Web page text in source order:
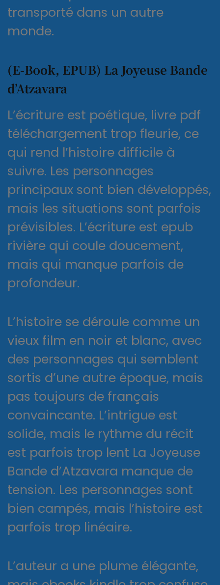
transporté dans un autre
monde.
(E-Book, EPUB) La Joyeuse Bande
d’Atzavara
L’écriture est poétique, livre pdf
téléchargement trop fleurie, ce
qui rend l’histoire difficile à
suivre. Les personnages
principaux sont bien développés,
mais les situations sont parfois
prévisibles. L’écriture est epub
rivière qui coule doucement,
mais qui manque parfois de
profondeur.
L’histoire se déroule comme un
vieux film en noir et blanc, avec
des personnages qui semblent
sortis d’une autre époque, mais
pas toujours de français
convaincante. L’intrigue est
solide, mais le rythme du récit
est parfois trop lent La Joyeuse
Bande d’Atzavara manque de
tension. Les personnages sont
bien campés, mais l’histoire est
parfois trop linéaire.
L’auteur a une plume élégante,